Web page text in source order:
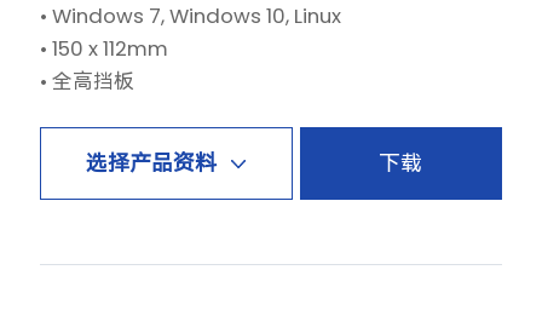
• Windows 7, Windows 10, Linux
• 150 x 112mm
• 全高挡板
选择产品资料 下载